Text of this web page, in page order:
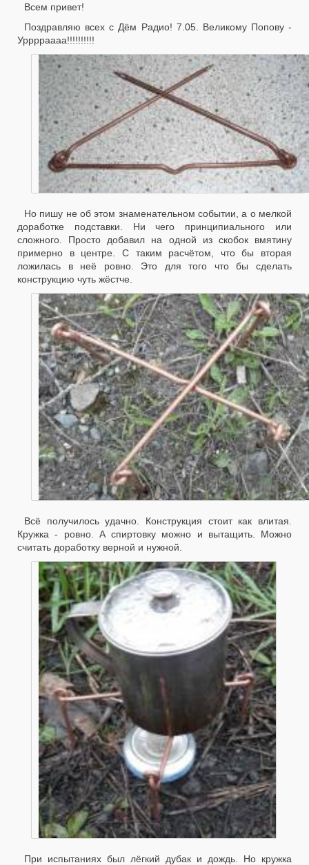
Всем привет!
Поздравляю всех с Дём Радио! 7.05. Великому Попову -
Урррраааа!!!!!!!!!!
Но пишу не об этом знаменательном событии, а о мелкой
доработке подставки. Ни чего принципиального или
сложного. Просто добавил на одной из скобок вмятину
примерно в центре. С таким расчётом, что бы вторая
ложилась в неё ровно. Это для того что бы сделать
конструкцию чуть жёстче.
Всё получилось удачно. Конструкция стоит как влитая.
Кружка - ровно. А спиртовку можно и вытащить. Можно
считать доработку верной и нужной.
При испытаниях был лёгкий дубак и дождь. Но кружка